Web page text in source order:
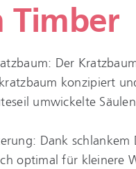
Timber
Der
konzipiert
umwickelte
Dank schlankem
optimal für kleinere